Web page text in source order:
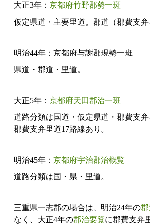
大正3年： 京都府竹野郡勢一斑
仮定県道・主要里道。郡道（郡費支弁
明治44年：京都府与謝郡現勢一班
県道・郡道・里道。
大正5年： 京都府天田郡治一班
道路分類は国道・仮定県道・郡費支弁
郡費支弁里道17路線あり。
明治45年： 京都府宇治郡治概覧
道路分類は国・県・里道。
三重県一志郡の場合は、明治24年の郡
なく、大正4年の郡治要覧に郡費支弁